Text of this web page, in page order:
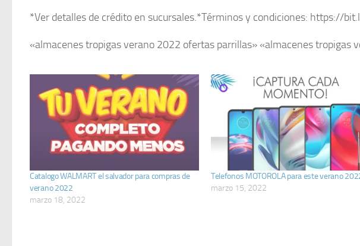
*Ver detalles de crédito en sucursales.*Términos y condiciones: https://
«almacenes tropigas verano 2022 ofertas parrillas» «almacenes tropigas
Catalogo WALMART el salvador para compras de
verano 2022
marzo 18, 2022
Telefonos MOTOROLA para este verano
marzo 15, 2022